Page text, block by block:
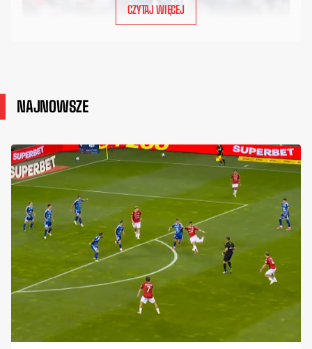
CZYTAJ WIĘCEJ
NAJNOWSZE